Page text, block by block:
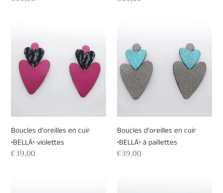
d'oreilles
cuir
•BELLÄ•
violettes
Boucles d'oreilles en cuir
•BELLÄ• violettes
Prix
€39,00
en
cuir
•BELLÄ•
paillettes
Boucles d'oreilles en cuir
•BELLÄ• à paillettes
Prix
€39,00